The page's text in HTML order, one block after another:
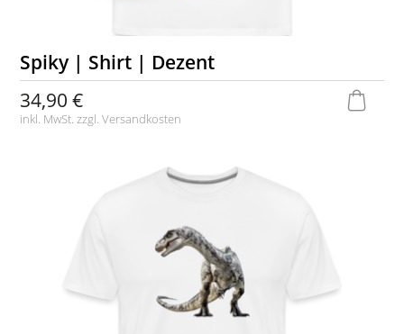
Spiky | Shirt | Dezent
34,90 €
inkl. MwSt. zzgl.Versandkosten